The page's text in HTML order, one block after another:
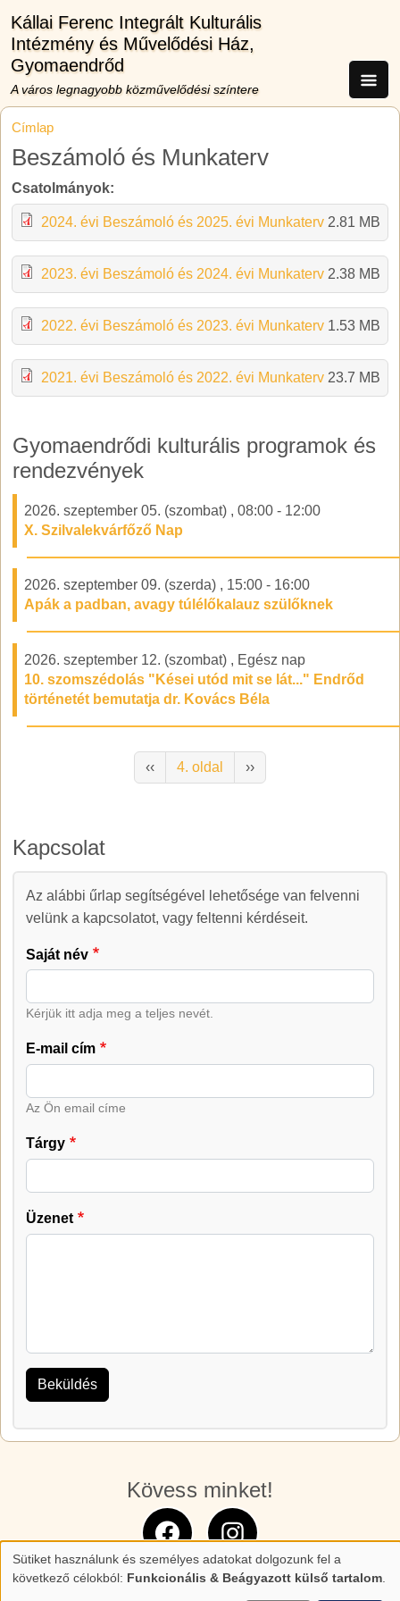
Kállai Ferenc Integrált Kulturális
Intézmény és Művelődési Ház,
Gyomaendrőd
A város legnagyobb közművelődési színtere
Címlap
Beszámoló és Munkaterv
Csatolmányok:
2024. évi Beszámoló és 2025. évi Munkaterv 2.81 MB
2023. évi Beszámoló és 2024. évi Munkaterv 2.38 MB
2022. évi Beszámoló és 2023. évi Munkaterv 1.53 MB
2021. évi Beszámoló és 2022. évi Munkaterv 23.7 MB
Gyomaendrődi kulturális programok és
rendezvények
2026. szeptember 05. (szombat) , 08:00 - 12:00
X. Szilvalekvárfőző Nap
2026. szeptember 09. (szerda) , 15:00 - 16:00
Apák a padban, avagy túlélőkalauz szülőknek
2026. szeptember 12. (szombat) , Egész nap
10. szomszédolás "Kései utód mit se lát..." Endrőd
történetét bemutatja dr. Kovács Béla
Előző oldal
‹‹ 4. oldal Következő oldal
››
Kapcsolat
Kapcsolat
Az alábbi űrlap segítségével lehetősége van felvenni
velünk a kapcsolatot, vagy feltenni kérdéseit.
Saját név
Kérjük itt adja meg a teljes nevét.
E-mail cím
Az Ön email címe
Tárgy
Üzenet
Kövess minket!
Személyes
Sütiket használunk és személyes adatokat dolgozunk fel a
következő célokból: Funkcionális & Beágyazott külső tartalom